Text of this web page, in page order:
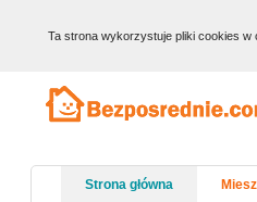
Ta strona wykorzystuje pliki cookies
Strona główna